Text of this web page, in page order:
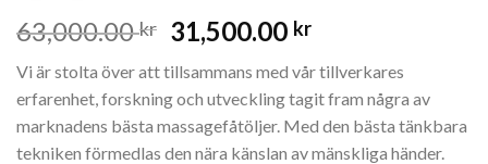
63,000.00kr Det
ursprungliga
priset
var:
63,000.00 kr.
31,500.00 krDet
priset
är:
31,500.00 kr.
Vi är stolta över att tillsammans med vår tillverkares
erfarenhet, forskning och utveckling tagit fram några av
marknadens bästa massagefåtöljer. Med den bästa tänkbara
tekniken förmedlas den nära känslan av mänskliga händer.